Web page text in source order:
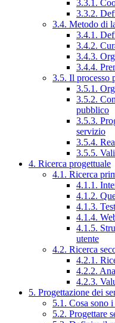
3.3.1.
3.3.2.
3.4. Metodo di
3.4.1.
3.4.2.
3.4.3.
3.4.4.
3.5. Il processo
3.5.1.
3.5.2.
pubblico
3.5.3.
servizio
3.5.4.
3.5.5.
4. Ricerca progettuale
4.1. Ricerca
4.1.1.
4.1.2.
4.1.3.
4.1.4.
4.1.5.
utente
4.2. Ricerca
4.2.1.
4.2.2.
4.2.3.
5. Progettazione dei
5.1. Cosa sono
5.2. Progettare